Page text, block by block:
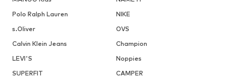
Polo Ralph Lauren
NIKE
s.Oliver
OVS
Calvin Klein Jeans
Champion
LEVI'S
Noppies
SUPERFIT
CAMPER